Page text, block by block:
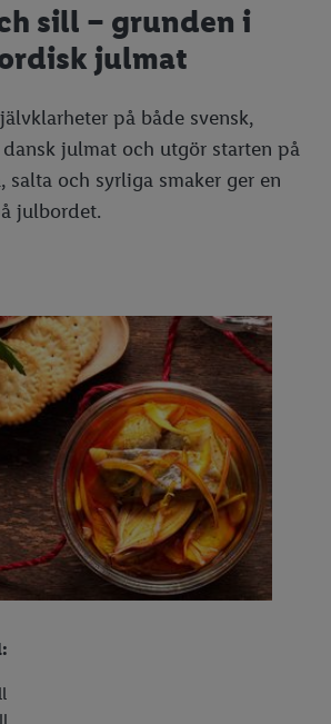
sill – grunden i
julmat
på både svensk,
julmat och utgör starten på
salta och syrliga smaker ger en
julbordet.